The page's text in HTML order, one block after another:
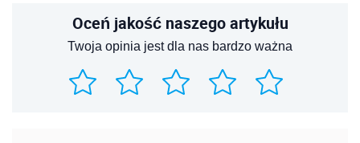
Oceń jakość naszego artykułu
Twoja opinia jest dla nas bardzo ważna